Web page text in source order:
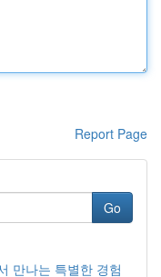
Report Page
Go
만나는 특별한 경험